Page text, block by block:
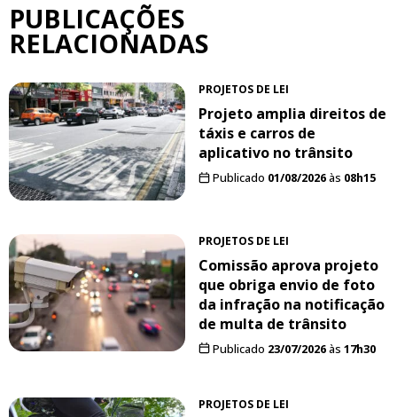
PUBLICAÇÕES
RELACIONADAS
PROJETOS DE LEI
Projeto amplia direitos de
táxis e carros de
aplicativo no trânsito
Publicado 01/08/2026às 08h15
PROJETOS DE LEI
Comissão aprova projeto
que obriga envio de foto
da infração na notificação
de multa de trânsito
Publicado 23/07/2026às 17h30
PROJETOS DE LEI